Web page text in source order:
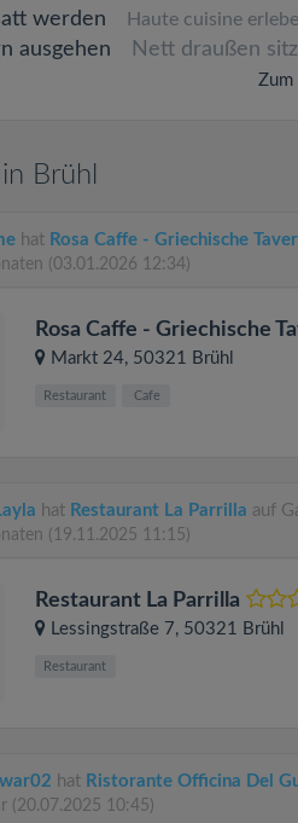
werden Haute cuisine
ausgehen Nett draußen
Zum
Brühl
hat Rosa Caffe - Griechische
(03.01.2026 12:34)
Rosa Caffe - Griechische
Markt 24, 50321 Brühl
Restaurant Cafe
hat Restaurant La Parrilla auf
(19.11.2025 11:15)
Restaurant La Parrilla
Lessingstraße 7, 50321 Brühl
Restaurant
hat Ristorante Officina Del
(20.07.2025 10:45)